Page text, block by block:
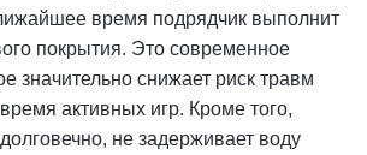
время подрядчик выполнит
покрытия. Это современное
значительно снижает риск травм
активных игр. Кроме того,
не задерживает воду